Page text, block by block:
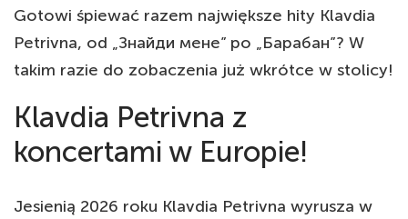
Gotowi śpiewać razem największe hity Klavdia
Petrivna, od „Знайди мене” po „Барабан”? W
takim razie do zobaczenia już wkrótce w stolicy!
Klavdia Petrivna z
koncertami w Europie!
Jesienią 2026 roku Klavdia Petrivna wyrusza w